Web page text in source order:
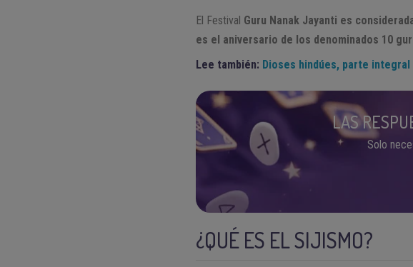
El Festival Guru Nanak Jayanti es
es el aniversario de los denominados 10
Lee también: Dioses hindúes, parte
LAS
Solo
¿QUÉ ES EL SIJISMO?